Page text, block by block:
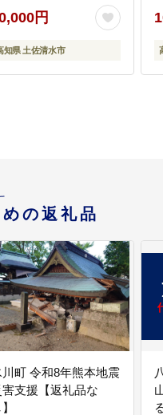
も 支援 SDGs フード
ントリー 地域活動 子
もの居場所づくり 子
円
知県 土佐清水市
の返礼品
川町 令和8年熊本地震
害支援【返礼品な